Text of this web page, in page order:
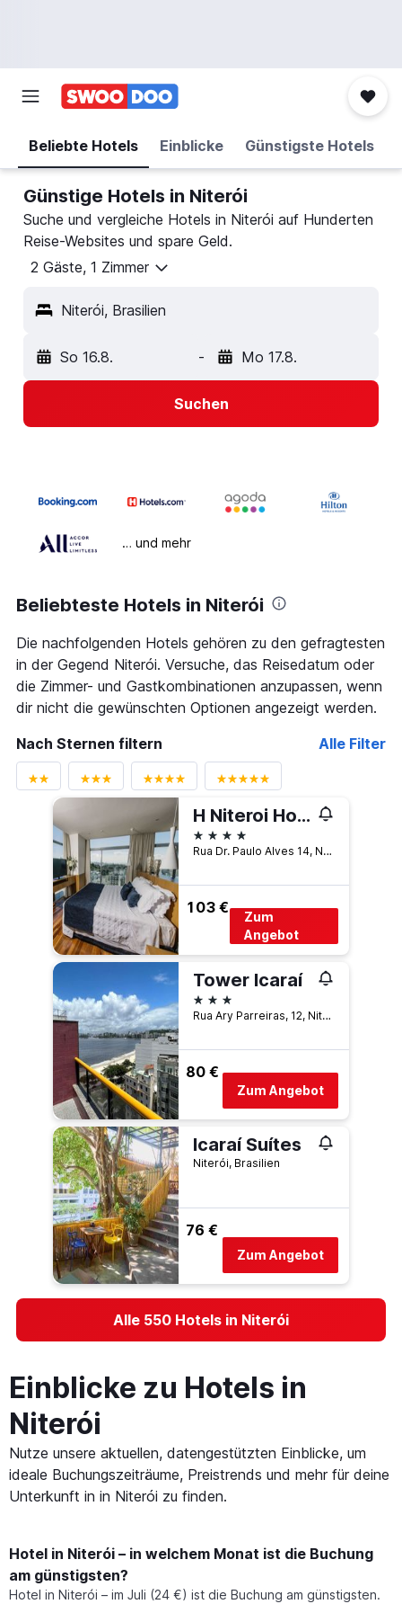
Beliebte Hotels Einblicke Günstigste Hotels
Günstige Hotels in Niterói
Suche und vergleiche Hotels in Niterói auf Hunderten
Reise-Websites und spare Geld.
2 Gäste, 1 Zimmer
Niterói, Brasilien
So 16.8. - Mo 17.8.
Suchen
… und mehr
Beliebteste Hotels in Niterói
Die nachfolgenden Hotels gehören zu den gefragtesten
in der Gegend Niterói. Versuche, das Reisedatum oder
die Zimmer- und Gastkombinationen anzupassen, wenn
dir nicht die gewünschten Optionen angezeigt werden.
Nach Sternen filtern
Alle Filter
H Niteroi Hotel
4 Sterne
Rua Dr. Paulo Alves 14, Niterói, Brasilien
103 €
Zum
Angebot
Tower Icaraí
3 Sterne
Rua Ary Parreiras, 12, Niterói, Brasilien
80 €
Zum Angebot
Icaraí Suítes
Niterói, Brasilien
76 €
Zum Angebot
Alle 550 Hotels in Niterói
Einblicke zu Hotels in
Niterói
Nutze unsere aktuellen, datengestützten Einblicke, um
ideale Buchungszeiträume, Preistrends und mehr für deine
Unterkunft in in Niterói zu finden.
Hotel in Niterói – in welchem Monat ist die Buchung
am günstigsten?
Hotel in Niterói – im Juli (24 €) ist die Buchung am günstigsten.